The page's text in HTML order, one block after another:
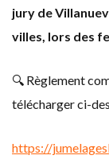
jury de
villes, lors des
🔍 Règlement
télécharger ci-
https://